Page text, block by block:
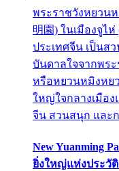
พระราชวังหยวนห
明園) ในเมืองจูไ
ประเทศจีน เป็นส
บันดาลใจจากพระ
หรือหยวนหมิงหย
ใหญ่ใจกลางเมือ
จีน สวนสนุก และ
New Yuanming
ยิ่งใหญ่แห่งประวั